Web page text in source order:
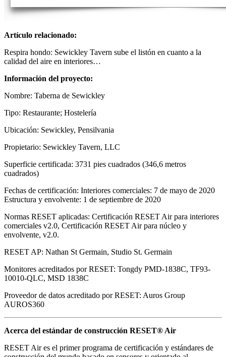
Artículo relacionado:
Respira hondo: Sewickley Tavern sube el listón en cuanto a la
calidad del aire en interiores…
Información del proyecto:
Nombre: Taberna de Sewickley
Tipo: Restaurante; Hostelería
Ubicación: Sewickley, Pensilvania
Propietario: Sewickley Tavern, LLC
Superficie certificada: 3731 pies cuadrados (346,6 metros
cuadrados)
Fechas de certificación: Interiores comerciales: 7 de mayo de 2020
Estructura y envolvente: 1 de septiembre de 2020
Normas RESET aplicadas: Certificación RESET Air para interiores
comerciales v2.0, Certificación RESET Air para núcleo y
envolvente, v2.0.
RESET AP: Nathan St Germain, Studio St. Germain
Monitores acreditados por RESET: Tongdy PMD-1838C, TF93-
10010-QLC, MSD 1838C
Proveedor de datos acreditado por RESET: Auros Group
AUROS360
Acerca del estándar de construcción RESET® Air
RESET Air es el primer programa de certificación y estándares de